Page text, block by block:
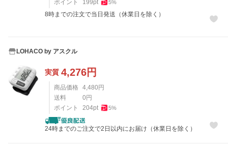
ポイント
199pt 5%
8時までの注文で当日発送（休業日を除く）
LOHACO by アスクル
実質 4,276円
商品価格 4,480円
送料
0円
ポイント
204pt 5%
24時までのご注文で2日以内にお届け（休業日を除く）